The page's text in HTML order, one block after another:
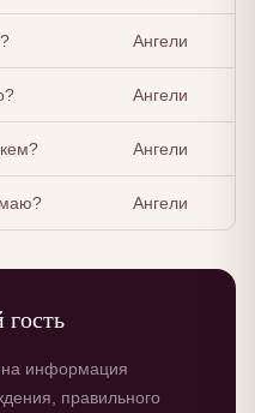
Ангели
Ангели
Ангели
Ангели
информация
правильного